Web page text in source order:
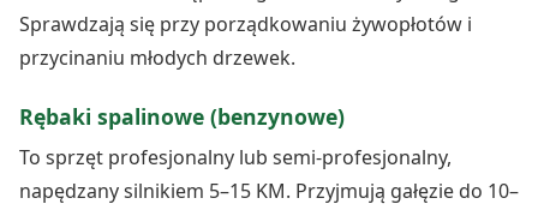
Sprawdzają się przy porządkowaniu żywopłotów i
przycinaniu młodych drzewek.
Rębaki spalinowe (benzynowe)
To sprzęt profesjonalny lub semi-profesjonalny,
napędzany silnikiem 5–15 KM. Przyjmują gałęzie do 10–